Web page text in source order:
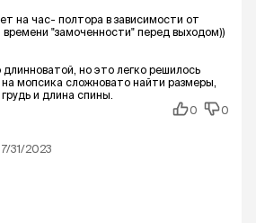
на час- полтора в зависимости от
времени "замоченности" перед выходом))
но это легко решилось
мопсика сложновато найти размеры,
и длина спины.
0
0
7/31/2023